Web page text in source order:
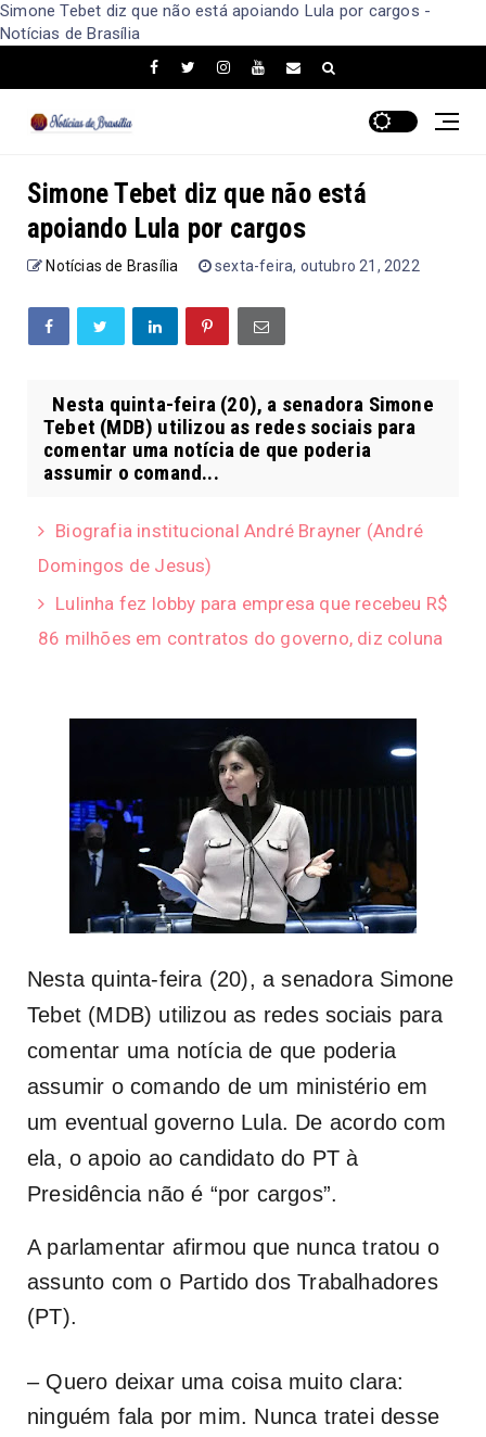
Simone Tebet diz que não está apoiando Lula por cargos -
Notícias de Brasília
Simone Tebet diz que não está
apoiando Lula por cargos
Notícias de Brasília sexta-feira, outubro 21, 2022
Nesta quinta-feira (20), a senadora Simone
Tebet (MDB) utilizou as redes sociais para
comentar uma notícia de que poderia
assumir o comand...
Biografia institucional André Brayner (André
Domingos de Jesus)
Lulinha fez lobby para empresa que recebeu R$
86 milhões em contratos do governo, diz coluna
Nesta quinta-feira (20), a senadora Simone
Tebet (MDB) utilizou as redes sociais para
comentar uma notícia de que poderia
assumir o comando de um ministério em
um eventual governo Lula. De acordo com
ela, o apoio ao candidato do PT à
Presidência não é “por cargos”.
A parlamentar afirmou que nunca tratou o
assunto com o Partido dos Trabalhadores
(PT).
– Quero deixar uma coisa muito clara:
ninguém fala por mim. Nunca tratei desse